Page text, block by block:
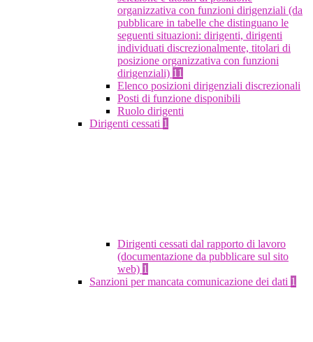
organizzativa con funzioni dirigenziali (da
pubblicare in tabelle che distinguano le
seguenti situazioni: dirigenti, dirigenti
individuati discrezionalmente, titolari di
posizione organizzativa con funzioni
dirigenziali) 11
Elenco posizioni dirigenziali discrezionali
Posti di funzione disponibili
Ruolo dirigenti
Dirigenti cessati 1
Dirigenti cessati dal rapporto di lavoro
(documentazione da pubblicare sul sito
web) 1
Sanzioni per mancata comunicazione dei dati 1